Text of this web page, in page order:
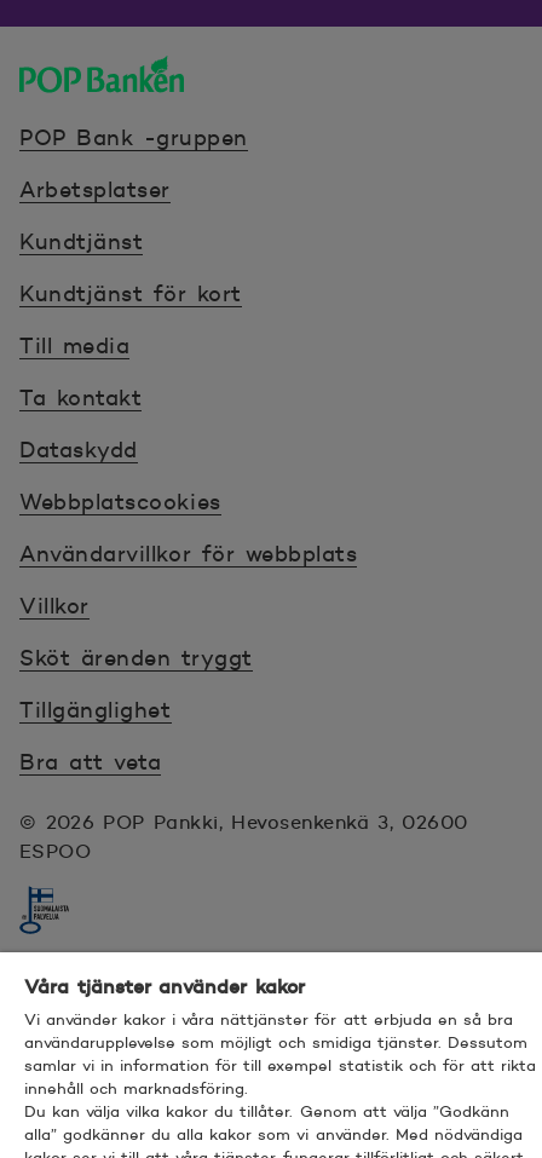
POP Bank -gruppen
Arbetsplatser
Kundtjänst
Kundtjänst för kort
Till media
Ta kontakt
Dataskydd
Webbplatscookies
Användarvillkor för webbplats
Villkor
Sköt ärenden tryggt
Tillgänglighet
Bra att veta
© 2026 POP Pankki, Hevosenkenkä 3, 02600
ESPOO
Twitter
Öppnas i nytt fönster
Linkedin
Öppnas i nytt fönster
Facebook
Öppnas i nytt fönster
Instagram
Öppnas i nytt fönster
YouTube
Öppnas i nytt fönster
Våra tjänster använder kakor
Vi använder kakor i våra nättjänster för att erbjuda en så bra
användarupplevelse som möjligt och smidiga tjänster. Dessutom
samlar vi in information för till exempel statistik och för att rikta
innehåll och marknadsföring.
Du kan välja vilka kakor du tillåter. Genom att välja ”Godkänn
alla” godkänner du alla kakor som vi använder. Med nödvändiga